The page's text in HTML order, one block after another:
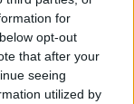
for
opt-out
that after your
seeing
utilized by